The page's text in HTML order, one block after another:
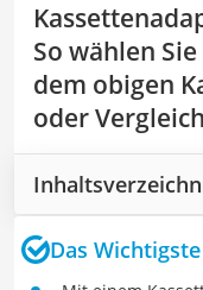
So wählen
dem obigen
oder Vergleich
Das